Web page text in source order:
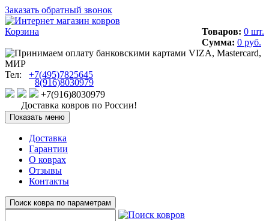
Заказать обратный звонок
Корзина Товаров: 0 шт.
Сумма: 0 руб.
Тел: +7(495)7825645
8(916)8030979
+7(916)8030979
Доставка ковров по России!
Показать меню
Доставка
Гарантии
О коврах
Отзывы
Контакты
Поиск ковра по параметрам